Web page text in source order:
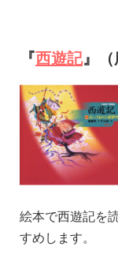
『西遊記』
絵本で西遊記を
すめします。